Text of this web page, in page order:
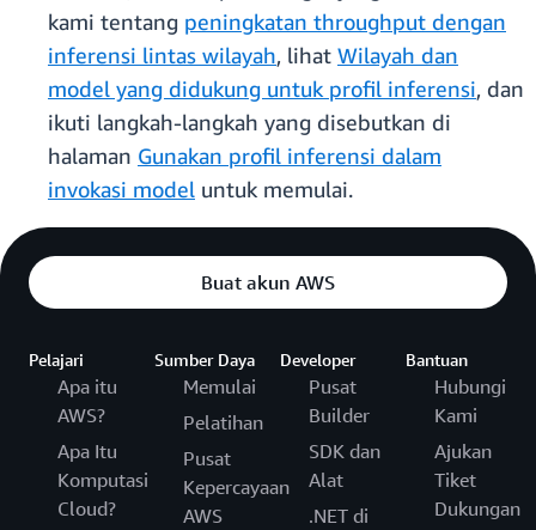
kami tentang peningkatan throughput dengan
inferensi lintas wilayah, lihat Wilayah dan
model yang didukung untuk profil inferensi, dan
ikuti langkah-langkah yang disebutkan di
halaman Gunakan profil inferensi dalam
invokasi model untuk memulai.
Buat akun AWS
Pelajari
Apa itu
AWS?
Apa Itu
Komputasi
Cloud?
Sumber Daya
Memulai
Pelatihan
Pusat
Kepercayaan
AWS
Developer
Pusat
Builder
SDK dan
Alat
.NET di
Bantuan
Hubungi
Kami
Ajukan
Tiket
Dukungan